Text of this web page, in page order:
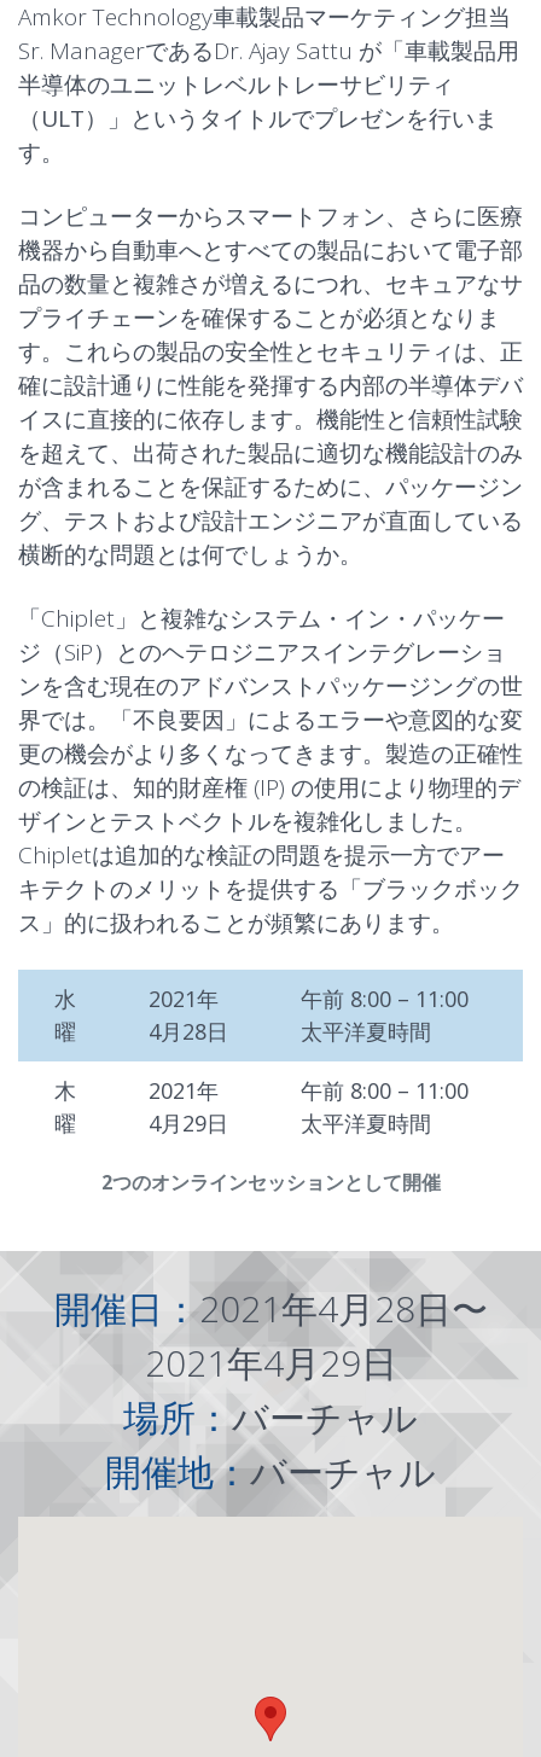
Amkor Technology車載製品マーケティング担当
Sr. ManagerであるDr. Ajay Sattu が「車載製品用
半導体のユニットレベルトレーサビリティ
（ULT）
」というタイトルでプレゼンを行いま
す。
コンピューターからスマートフォン、さらに医療
機器から自動車へとすべての製品において電子部
品の数量と複雑さが増えるにつれ、セキュアなサ
プライチェーンを確保することが必須となりま
す。これらの製品の安全性とセキュリティは、正
確に設計通りに性能を発揮する内部の半導体デバ
イスに直接的に依存します。機能性と信頼性試験
を超えて、出荷された製品に適切な機能設計のみ
が含まれることを保証するために、パッケージン
グ、テストおよび設計エンジニアが直面している
横断的な問題とは何でしょうか。
「Chiplet」と複雑なシステム・イン・パッケー
ジ（SiP）とのヘテロジニアスインテグレーショ
ンを含む現在のアドバンストパッケージングの世
界では。「不良要因」によるエラーや意図的な変
更の機会がより多くなってきます。製造の正確性
の検証は、知的財産権 (IP) の使用により物理的デ
ザインとテストベクトルを複雑化しました。
Chipletは追加的な検証の問題を提示一方でアー
キテクトのメリットを提供する「ブラックボック
ス」的に扱われることが頻繁にあります。
2つのオンラインセッションとして開催
水
曜
2021年
4月28日
午前 8:00 – 11:00
太平洋夏時間
木
曜
2021年
4月29日
午前 8:00 – 11:00
太平洋夏時間
開催日：2021年4月28日〜
2021年4月29日
場所：バーチャル
開催地：バーチャル